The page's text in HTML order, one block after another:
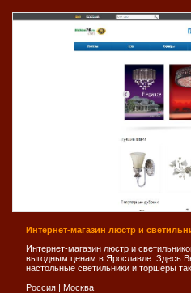
Интернет-магазин люстр и
Интернет-магазин люстр и
выгодным ценам в Ярославле. Здесь
настольные светильники и торшеры
Россия | Москва